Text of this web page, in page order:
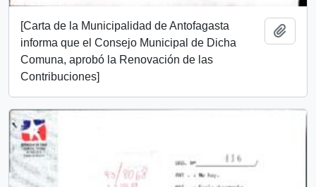
[Carta de la Municipalidad de Antofagasta
informa que el Consejo Municipal de Dicha
Comuna, aprobó la Renovación de las
Contribuciones]